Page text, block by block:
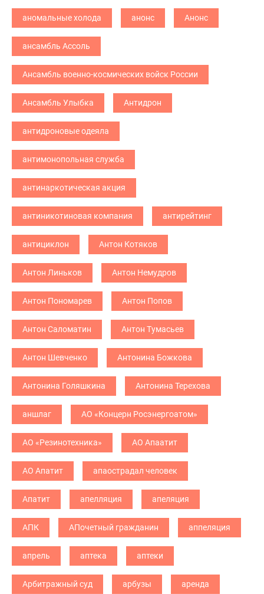
аномальные холода анонс Анонс
ансамбль Ассоль
Ансамбль военно-космических войск России
Ансамбль Улыбка Антидрон
антидроновые одеяла
антимонопольная служба
антинаркотическая акция
антиникотиновая компания антирейтинг
антициклон Антон Котяков
Антон Линьков Антон Немудров
Антон Пономарев Антон Попов
Антон Саломатин Антон Тумасьев
Антон Шевченко Антонина Божкова
Антонина Голяшкина Антонина Терехова
аншлаг АО «Концерн Росэнергоатом»
АО «Резинотехника» АО Апаатит
АО Апатит апаострадал человек
Апатит апелляция апеляция
АПК АПочетный гражданин аппеляция
апрель аптека аптеки
Арбитражный суд арбузы аренда